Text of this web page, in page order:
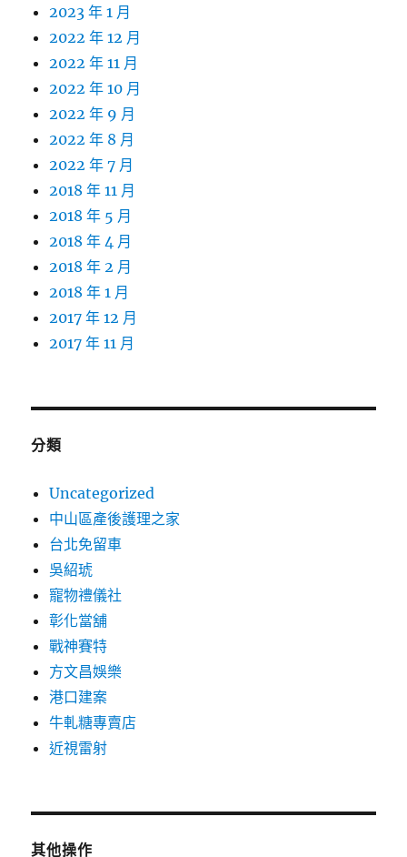
2023 年 1 月
2022 年 12 月
2022 年 11 月
2022 年 10 月
2022 年 9 月
2022 年 8 月
2022 年 7 月
2018 年 11 月
2018 年 5 月
2018 年 4 月
2018 年 2 月
2018 年 1 月
2017 年 12 月
2017 年 11 月
分類
Uncategorized
中山區產後護理之家
台北免留車
吳紹琥
寵物禮儀社
彰化當舖
戰神賽特
方文昌娛樂
港口建案
牛軋糖專賣店
近視雷射
其他操作